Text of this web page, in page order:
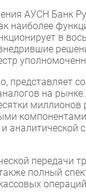
АУСН Банк
наиболее
в
представляет
на
миллионов
передачи
полный